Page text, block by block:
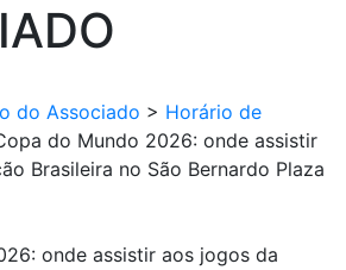
do Associado > Horário de
do Mundo 2026: onde assistir
Brasileira no São Bernardo Plaza
onde assistir aos jogos da